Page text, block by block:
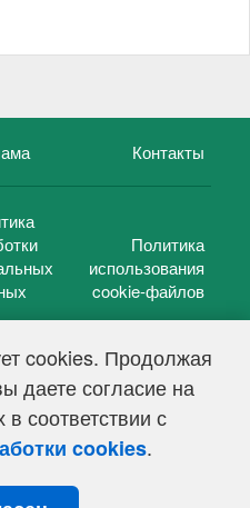
cookies. Продолжая
даете согласие на
соответствии с
cookies.
Контакты
Политика
использования
cookie-файлов
г.
Эл № ФС 77-39848, выдано
в сфере связи,
коммуникаций